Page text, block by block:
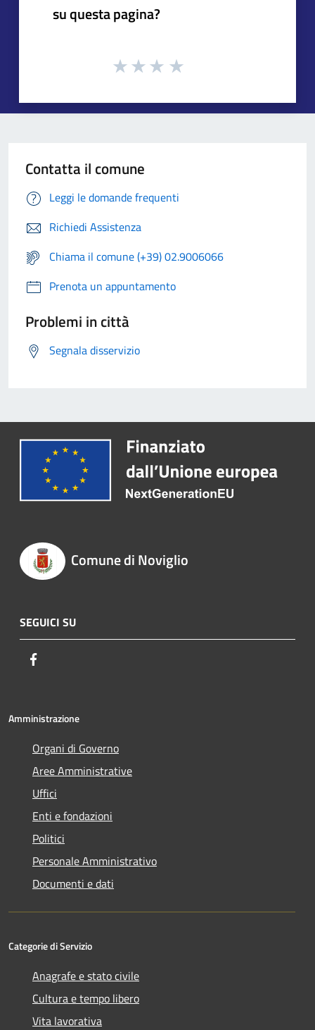
su questa pagina?
Contatta il comune
Leggi le domande frequenti
Richiedi Assistenza
Chiama il comune (+39) 02.9006066
Prenota un appuntamento
Problemi in città
Segnala disservizio
Comune di Noviglio
SEGUICI SU
Amministrazione
Organi di Governo
Aree Amministrative
Uffici
Enti e fondazioni
Politici
Personale Amministrativo
Documenti e dati
Categorie di Servizio
Anagrafe e stato civile
Cultura e tempo libero
Vita lavorativa